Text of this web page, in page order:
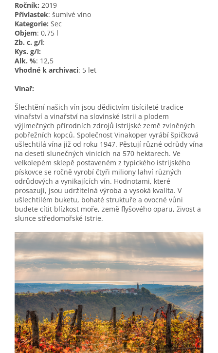
Ročník: 2019
Přívlastek: šumivé víno
Kategorie: Sec
Objem: 0,75 l
Zb. c. g/l:
Kys. g/l:
Alk. %: 12,5
Vhodné k archivaci: 5 let
Vinař:
Šlechtění našich vín jsou dědictvím tisícileté tradice
vinařství a vinařství na slovinské Istrii a plodem
výjimečných přírodních zdrojů istrijské země zvlněných
pobřežních kopců. Společnost Vinakoper vyrábí špičková
ušlechtilá vína již od roku 1947. Pěstují různé odrůdy vína
na deseti slunečných vinicích na 570 hektarech. Ve
velkolepém sklepě postaveném z typického istrijského
pískovce se ročně vyrobí čtyři miliony lahví různých
odrůdových a vynikajících vín. Hodnotami, které
prosazují, jsou udržitelná výroba a vysoká kvalita. V
ušlechtilém buketu, bohaté struktuře a ovocné vůni
budete cítit blízkost moře, země flyšového oparu, živost a
slunce středomořské Istrie.